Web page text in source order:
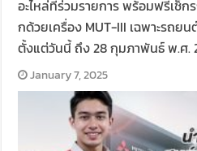
อะไหล่ที่ร่วมรายการ พร้อมฟรีเช็ก
กด้วยเครื่อง MUT-III เฉพาะรถย
ตั้งแต่วันนี้ ถึง 28 กุมภาพันธ์ พ.ศ.
January 7, 2025